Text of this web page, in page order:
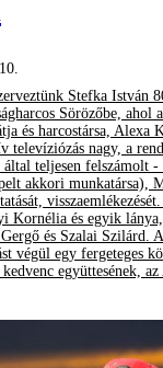
Stefka István
Sörözőbe, ahol
és harcostársa, Alexa
televíziózás nagy, a
teljesen felszámolt -
akkori munkatársa),
Kornélia és egyik
és Szalai Szilárd.
végül egy fergeteges
együttesének,